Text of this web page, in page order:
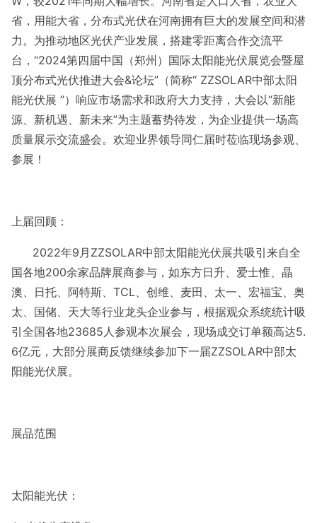
省，用能大省，分布式光伏在河南拥有巨大的发展空间和潜
力。为推动地区光伏产业发展，搭建零距离合作交流平
台，“2024第四届中国（郑州）国际太阳能光伏展览会暨屋
顶分布式光伏推进大会&论坛”（简称“ ZZSOLAR中部太阳
能光伏展 ”）响应市场需求和政府大力支持，大会以“新能
源、新机遇、新未来”为主题蓄势待发，为企业提供一场高
质量展示交流盛会。欢迎业界领导同仁届时莅临现场参观、
参展！
上届回顾：
2022年9月ZZSOLAR中部太阳能光伏展共吸引来自全
国各地200余家品牌展商参与，如东方日升、爱士惟、晶
澳、日托、阿特斯、TCL、创维、麦田、太一、宏福宝、奥
太、国储、天大等行业龙头企业参与，根据观众系统统计吸
引全国各地23685人参观本次展会，现场成交订单额高达5.
6亿元，大部分展商反馈继续参加下一届ZZSOLAR中部太
阳能光伏展。
展品范围
太阳能光伏：